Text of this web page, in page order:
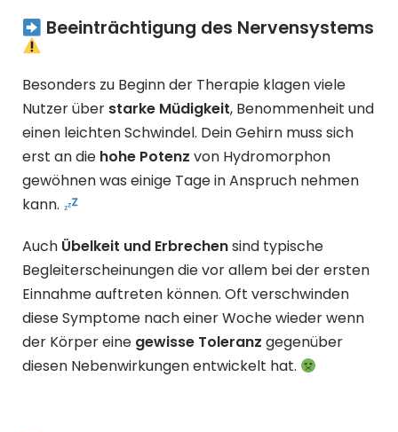
Beeinträchtigung des Nervensystems
Besonders zu Beginn der Therapie klagen viele
Nutzer über starke Müdigkeit, Benommenheit und
einen leichten Schwindel. Dein Gehirn muss sich
erst an die hohe Potenz von Hydromorphon
gewöhnen was einige Tage in Anspruch nehmen
kann.
Auch Übelkeit und Erbrechensind typische
Begleiterscheinungen die vor allem bei der ersten
Einnahme auftreten können. Oft verschwinden
diese Symptome nach einer Woche wieder wenn
der Körper eine gewisse Toleranz gegenüber
diesen Nebenwirkungen entwickelt hat.